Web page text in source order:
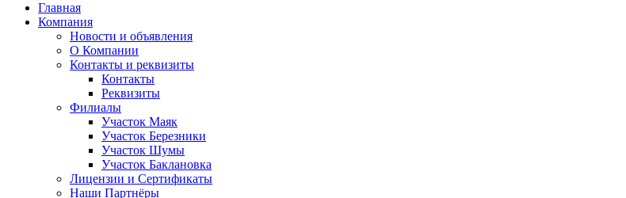
Главная
Компания
Новости и объявления
О Компании
Контакты и реквизиты
Контакты
Реквизиты
Филиалы
Участок Маяк
Участок Березники
Участок Шумы
Участок Баклановка
Лицензии и Сертификаты
Наши Партнёры